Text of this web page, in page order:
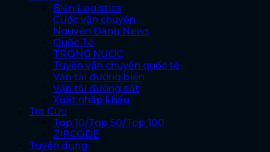
Biến Logistics
Cước vận chuyển
Nguyên Đăng News
Quốc Tế
TRONG NƯỚC
Tuyến vận chuyển quốc tế
Vận tải đường biển
Vận tải đường sắt
Xuất nhập khẩu
Tra Cứu
Top 10/Top 50/Top 100
ZIPCODE
Tuyển dụng